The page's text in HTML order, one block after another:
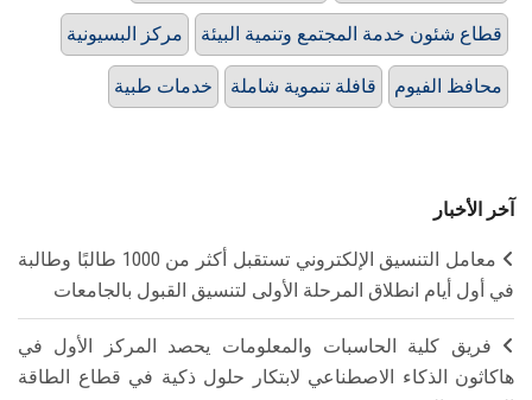
مركز البسيونية قطاع شئون خدمة المجتمع وتنمية البيئة
خدمات طبية قافلة تنموية شاملة محافظ الفيوم
آخر الأخبار
معامل التنسيق الإلكتروني تستقبل أكثر من 1000 طالبًا وطالبة
في أول أيام انطلاق المرحلة الأولى لتنسيق القبول بالجامعات
فريق كلية الحاسبات والمعلومات يحصد المركز الأول في
هاكاثون الذكاء الاصطناعي لابتكار حلول ذكية في قطاع الطاقة